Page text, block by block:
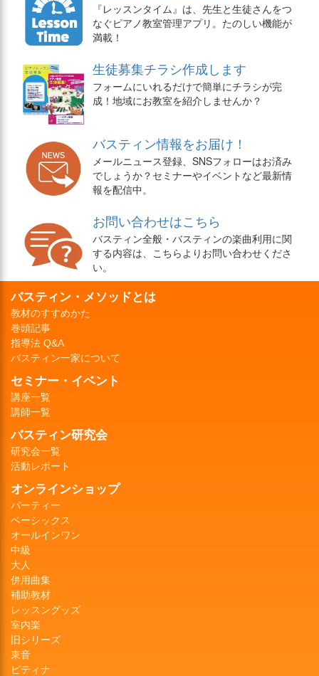
『レッスンタイム』は、先生と生徒さんをつ
なぐピアノ教室管理アプリ。たのしい機能が
満載！
生徒募集チラシ作成します
フォームにいれるだけで簡単にチラシが完
成！地域にお教室を紹介しませんか？
バスティン情報をお届け！
メールニュース登録、SNSフォローはお済み
でしょうか？セミナーやイベントなど最新情
報を配信中。
お問い合わせはこちら
バスティン全般・バスティンの楽曲利用に関
する内容は、こちらよりお問い合わせくださ
い。
バスティン・メソッドとは
教材のすすめかた
巻頭記事
指導法 Q&A
バスティン一家について
セミナー・イベント
講座一覧
講師一覧
バスティン研究会
研究会一覧
活動レポート
オンラインショップ
パーティー
ベーシックス
オールインワン
中級
大人
併用曲集
補助教材
レッスングッズ
室内楽
旧シリーズ
東音
ピティナ